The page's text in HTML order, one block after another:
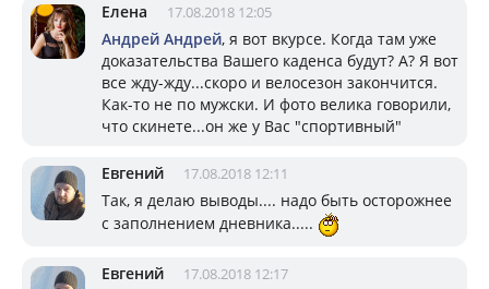
Елена 17.08.2018 12:05
Андрей Андрей, я вот вкурсе. Когда там уже
доказательства Вашего каденса будут? А? Я вот
все жду-жду...скоро и велосезон закончится.
Как-то не по мужски. И фото велика говорили,
что скинете...он же у Вас "спортивный"
Евгений 17.08.2018 12:11
Так, я делаю выводы.... надо быть осторожнее
с заполнением дневника.....
Евгений 17.08.2018 12:17